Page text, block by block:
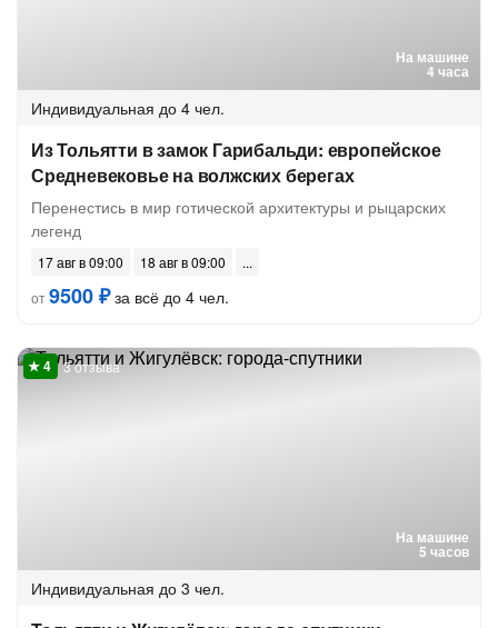
На машине
4 часа
Индивидуальная до 4 чел.
Из Тольятти в замок Гарибальди: европейское
Средневековье на волжских берегах
Перенестись в мир готической архитектуры и рыцарских
легенд
17 авг в 09:00
18 авг в 09:00
от9500 ₽за всё до 4 чел.
На машине
5 часов
3 отзыва
Индивидуальная до 3 чел.